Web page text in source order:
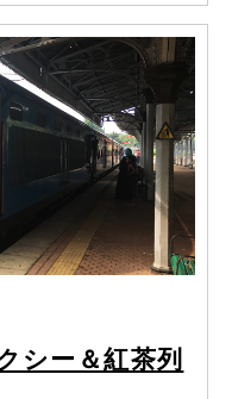
シー＆紅茶列